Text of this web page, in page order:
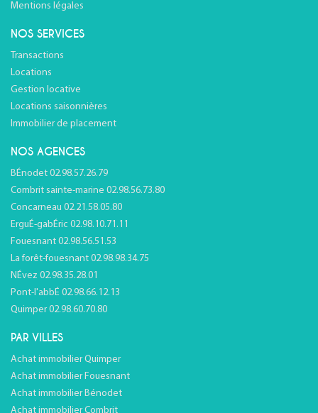
Mentions légales
NOS SERVICES
Transactions
Locations
Gestion locative
Locations saisonnières
Immobilier de placement
NOS AGENCES
BÉnodet 02.98.57.26.79
Combrit sainte-marine 02.98.56.73.80
Concarneau 02.21.58.05.80
ErguÉ-gabÉric 02.98.10.71.11
Fouesnant 02.98.56.51.53
La forêt-fouesnant 02.98.98.34.75
NÉvez 02.98.35.28.01
Pont-l'abbÉ 02.98.66.12.13
Quimper 02.98.60.70.80
PAR VILLES
Achat immobilier Quimper
Achat immobilier Fouesnant
Achat immobilier Bénodet
Achat immobilier Combrit